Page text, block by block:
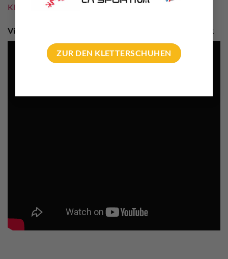
ZUR DEN KLETTERSCHUHEN
Klebehaken“
Video Anwendungsbeispiel Fischer Statikmischer FIS MR